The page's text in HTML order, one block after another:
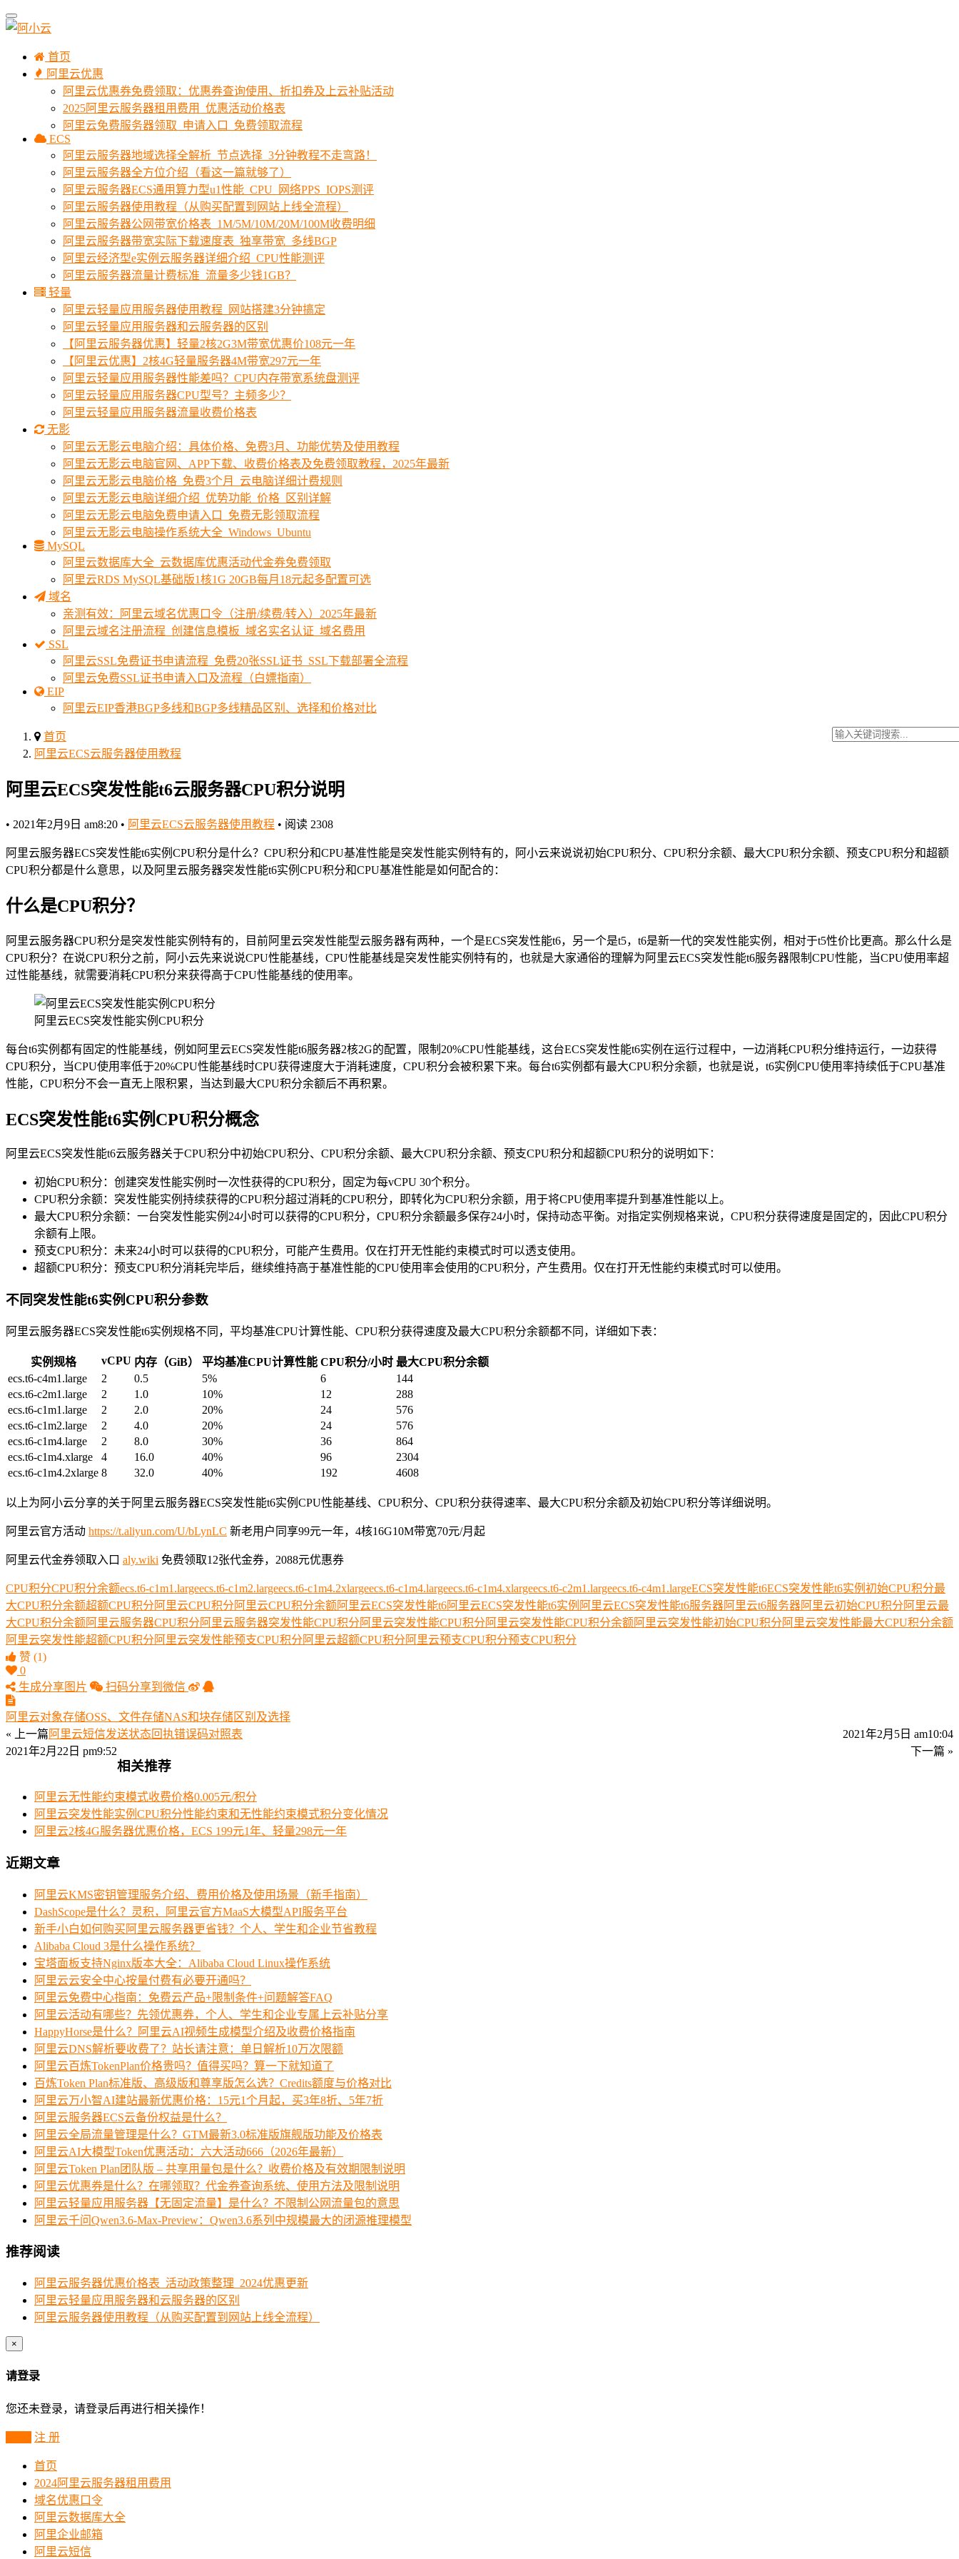
首页
阿里云优惠
阿里云优惠券免费领取：优惠券查询使用、折扣券及上云补贴活动
2025阿里云服务器租用费用_优惠活动价格表
阿里云免费服务器领取_申请入口_免费领取流程
ECS
阿里云服务器地域选择全解析_节点选择_3分钟教程不走弯路！
阿里云服务器全方位介绍（看这一篇就够了）
阿里云服务器ECS通用算力型u1性能_CPU_网络PPS_IOPS测评
阿里云服务器使用教程（从购买配置到网站上线全流程）
阿里云服务器公网带宽价格表_1M/5M/10M/20M/100M收费明细
阿里云服务器带宽实际下载速度表_独享带宽_多线BGP
阿里云经济型e实例云服务器详细介绍_CPU性能测评
阿里云服务器流量计费标准_流量多少钱1GB？
轻量
阿里云轻量应用服务器使用教程_网站搭建3分钟搞定
阿里云轻量应用服务器和云服务器的区别
【阿里云服务器优惠】轻量2核2G3M带宽优惠价108元一年
【阿里云优惠】2核4G轻量服务器4M带宽297元一年
阿里云轻量应用服务器性能差吗？CPU内存带宽系统盘测评
阿里云轻量应用服务器CPU型号？主频多少？
阿里云轻量应用服务器流量收费价格表
无影
阿里云无影云电脑介绍：具体价格、免费3月、功能优势及使用教程
阿里云无影云电脑官网、APP下载、收费价格表及免费领取教程，2025年最新
阿里云无影云电脑价格_免费3个月_云电脑详细计费规则
阿里云无影云电脑详细介绍_优势功能_价格_区别详解
阿里云无影云电脑免费申请入口_免费无影领取流程
阿里云无影云电脑操作系统大全_Windows_Ubuntu
MySQL
阿里云数据库大全_云数据库优惠活动代金券免费领取
阿里云RDS MySQL基础版1核1G 20GB每月18元起多配置可选
域名
亲测有效：阿里云域名优惠口令（注册/续费/转入）2025年最新
阿里云域名注册流程_创建信息模板_域名实名认证_域名费用
SSL
阿里云SSL免费证书申请流程_免费20张SSL证书_SSL下载部署全流程
阿里云免费SSL证书申请入口及流程（白嫖指南）
EIP
阿里云EIP香港BGP多线和BGP多线精品区别、选择和价格对比
首页
阿里云ECS云服务器使用教程
阿里云ECS突发性能t6云服务器CPU积分说明
• 2021年2月9日 am8:20 • 阿里云ECS云服务器使用教程 • 阅读 2308
阿里云服务器ECS突发性能t6实例CPU积分是什么？CPU积分和CPU基准性能是突发性能实例特有的，阿小云来说说初始CPU积分、CPU积分余额、最大CPU积分余额、预支CPU积分和超额
CPU积分都是什么意思，以及阿里云服务器突发性能t6实例CPU积分和CPU基准性能是如何配合的：
什么是CPU积分？
阿里云服务器CPU积分是突发性能实例特有的，目前阿里云突发性能型云服务器有两种，一个是ECS突发性能t6，另一个是t5，t6是新一代的突发性能实例，相对于t5性价比更高。那么什么是
CPU积分？在说CPU积分之前，阿小云先来说说CPU性能基线，CPU性能基线是突发性能实例特有的，也就是大家通俗的理解为阿里云ECS突发性能t6服务器限制CPU性能，当CPU使用率超
过性能基线，就需要消耗CPU积分来获得高于CPU性能基线的使用率。
阿里云ECS突发性能实例CPU积分
每台t6实例都有固定的性能基线，例如阿里云ECS突发性能t6服务器2核2G的配置，限制20%CPU性能基线，这台ECS突发性能t6实例在运行过程中，一边消耗CPU积分维持运行，一边获得
CPU积分，当CPU使用率低于20%CPU性能基线时CPU获得速度大于消耗速度，CPU积分会被积累下来。每台t6实例都有最大CPU积分余额，也就是说，t6实例CPU使用率持续低于CPU基准
性能，CPU积分不会一直无上限积累，当达到最大CPU积分余额后不再积累。
ECS突发性能t6实例CPU积分概念
阿里云ECS突发性能t6云服务器关于CPU积分中初始CPU积分、CPU积分余额、最大CPU积分余额、预支CPU积分和超额CPU积分的说明如下：
初始CPU积分：创建突发性能实例时一次性获得的CPU积分，固定为每vCPU 30个积分。
CPU积分余额：突发性能实例持续获得的CPU积分超过消耗的CPU积分，即转化为CPU积分余额，用于将CPU使用率提升到基准性能以上。
最大CPU积分余额：一台突发性能实例24小时可以获得的CPU积分，CPU积分余额最多保存24小时，保持动态平衡。对指定实例规格来说，CPU积分获得速度是固定的，因此CPU积分
余额有上限。
预支CPU积分：未来24小时可以获得的CPU积分，可能产生费用。仅在打开无性能约束模式时可以透支使用。
超额CPU积分：预支CPU积分消耗完毕后，继续维持高于基准性能的CPU使用率会使用的CPU积分，产生费用。仅在打开无性能约束模式时可以使用。
不同突发性能t6实例CPU积分参数
阿里云服务器ECS突发性能t6实例规格不同，平均基准CPU计算性能、CPU积分获得速度及最大CPU积分余额都不同，详细如下表：
实例规格 vCPU 内存（GiB） 平均基准CPU计算性能 CPU积分/小时 最大CPU积分余额
ecs.t6-c4m1.large
2 0.5 5% 6
144
ecs.t6-c2m1.large
2 1.0 10% 12
288
ecs.t6-c1m1.large
2 2.0 20% 24
576
ecs.t6-c1m2.large
2 4.0 20% 24
576
ecs.t6-c1m4.large
2 8.0 30% 36
864
ecs.t6-c1m4.xlarge
4 16.0 40% 96
2304
ecs.t6-c1m4.2xlarge 8 32.0 40% 192 4608
以上为阿小云分享的关于阿里云服务器ECS突发性能t6实例CPU性能基线、CPU积分、CPU积分获得速率、最大CPU积分余额及初始CPU积分等详细说明。
阿里云官方活动 https://t.aliyun.com/U/bLynLC 新老用户同享99元一年，4核16G10M带宽70元/月起
阿里云代金券领取入口 aly.wiki 免费领取12张代金券，2088元优惠券
CPU积分CPU积分余额ecs.t6-c1m1.largeecs.t6-c1m2.largeecs.t6-c1m4.2xlargeecs.t6-c1m4.largeecs.t6-c1m4.xlargeecs.t6-c2m1.largeecs.t6-c4m1.largeECS突发性能t6ECS突发性能t6实例 初始CPU积分最
大CPU积分余额超额CPU积分 阿里云CPU积分 阿里云CPU积分余额 阿里云ECS突发性能t6阿里云ECS突发性能t6实例 阿里云ECS突发性能t6服务器阿里云t6服务器阿里云初始CPU积分 阿里云最
大CPU积分余额 阿里云服务器CPU积分 阿里云服务器突发性能CPU积分 阿里云突发性能CPU积分 阿里云突发性能CPU积分余额 阿里云突发性能初始CPU积分 阿里云突发性能最大CPU积分余额
阿里云突发性能超额CPU积分 阿里云突发性能预支CPU积分 阿里云超额CPU积分 阿里云预支CPU积分预支CPU积分
赞 (1)
0
生成分享图片
扫码分享到微信
阿里云对象存储OSS、文件存储NAS和块存储区别及选择
« 上一篇
2021年2月5日 am10:04
阿里云短信发送状态回执错误码对照表
下一篇 »
2021年2月22日 pm9:52
相关推荐
阿里云无性能约束模式收费价格0.005元/积分
阿里云突发性能实例CPU积分性能约束和无性能约束模式积分变化情况
阿里云2核4G服务器优惠价格，ECS 199元1年、轻量298元一年
近期文章
阿里云KMS密钥管理服务介绍、费用价格及使用场景（新手指南）
DashScope是什么？灵积，阿里云官方MaaS大模型API服务平台
新手小白如何购买阿里云服务器更省钱？个人、学生和企业节省教程
Alibaba Cloud 3是什么操作系统？
宝塔面板支持Nginx版本大全：Alibaba Cloud Linux操作系统
阿里云云安全中心按量付费有必要开通吗？
阿里云免费中心指南：免费云产品+限制条件+问题解答FAQ
阿里云活动有哪些？先领优惠券，个人、学生和企业专属上云补贴分享
HappyHorse是什么？阿里云AI视频生成模型介绍及收费价格指南
阿里云DNS解析要收费了？站长请注意：单日解析10万次限额
阿里云百炼TokenPlan价格贵吗？值得买吗？算一下就知道了
百炼Token Plan标准版、高级版和尊享版怎么选？Credits额度与价格对比
阿里云万小智AI建站最新优惠价格：15元1个月起，买3年8折、5年7折
阿里云服务器ECS云备份权益是什么？
阿里云全局流量管理是什么？GTM最新3.0标准版旗舰版功能及价格表
阿里云AI大模型Token优惠活动：六大活动666（2026年最新）
阿里云Token Plan团队版 – 共享用量包是什么？收费价格及有效期限制说明
阿里云优惠券是什么？在哪领取？代金券查询系统、使用方法及限制说明
阿里云轻量应用服务器【无固定流量】是什么？不限制公网流量包的意思
阿里云千问Qwen3.6-Max-Preview：Qwen3.6系列中规模最大的闭源推理模型
推荐阅读
阿里云服务器优惠价格表_活动政策整理_2024优惠更新
阿里云轻量应用服务器和云服务器的区别
阿里云服务器使用教程（从购买配置到网站上线全流程）
×
请登录
您还未登录，请登录后再进行相关操作！
注 册
首页
2024阿里云服务器租用费用
域名优惠口令
阿里云数据库大全
阿里企业邮箱
阿里云短信